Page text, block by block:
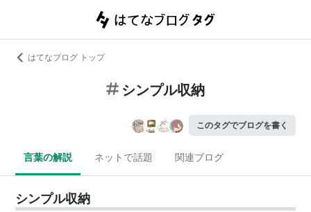
はてなブログ トップ
シンプル収納
このタグでブログを書く
言葉の解説 ネットで話題 関連ブログ
シンプル収納